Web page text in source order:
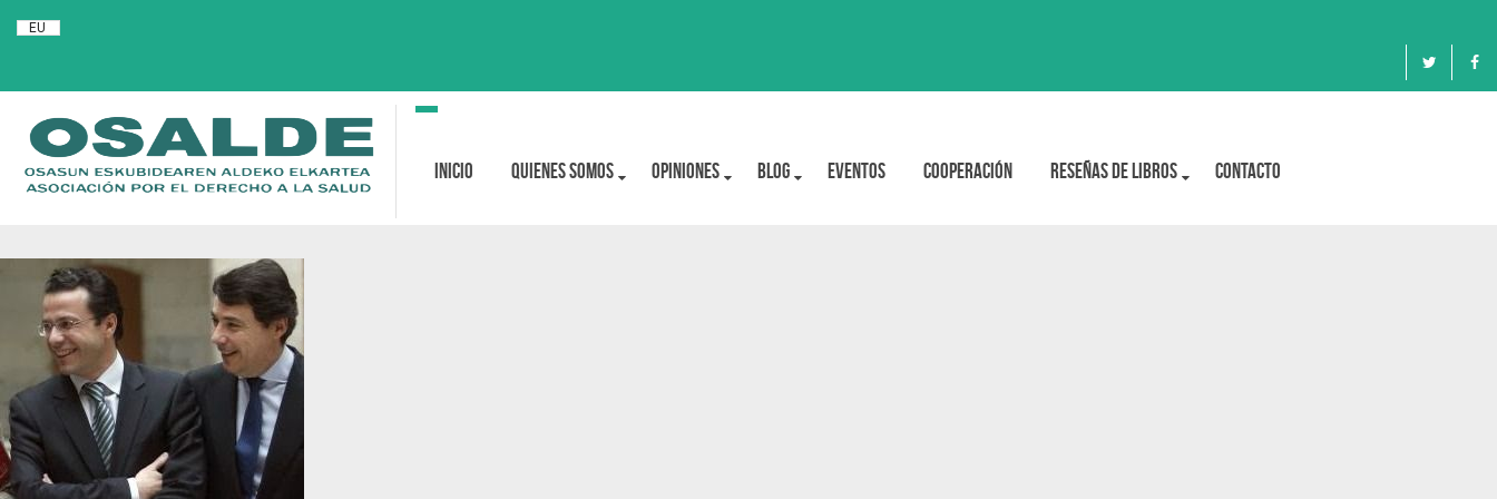
EU
Toggle
Inicio Quienes Somos OPINIONES BLOG Eventos Cooperación Reseñas de libros Contacto